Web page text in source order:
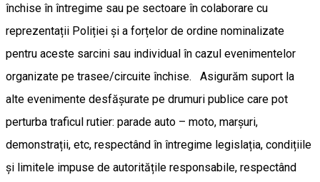
închise în întregime sau pe sectoare în colaborare cu
reprezentații Poliției și a forțelor de ordine nominalizate
pentru aceste sarcini sau individual în cazul evenimentelor
organizate pe trasee/circuite închise. Asigurăm suport la
alte evenimente desfășurate pe drumuri publice care pot
perturba traficul rutier: parade auto – moto, marșuri,
demonstrații, etc, respectând în întregime legislația, condițiile
și limitele impuse de autoritățile responsabile, respectând